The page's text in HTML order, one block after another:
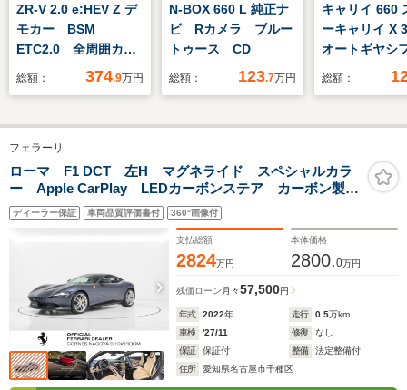
ZR-V 2.0 e:HEV Z デ
モカー BSM
ETC2.0 全周囲カメ
総額： 374.9万円
N-BOX 660 L 純正ナ
ビ Rカメラ ブルー
トゥース CD
総額： 123.7万円
キャリイ 660
ーキャリイ X
オートギヤシ
4WD 社外オ
総額：
フェラーリ
ローマ F1 DCT 左H マグネライド スペシャルカラ
ー Apple CarPlay LEDカーボンステア カーボン製F
スポイラー/ディフューザー/アウターシルカバー
ディーラー保証 車両品質評価書付 360°画像付
支払総額
2824万円
本体価格
2800.0万円
残価ローン 月々57,500円
年式 2022年 走行 0.5万km
車検
'27/11 修復
なし
保証
保証付 整備
法定整備付
住所
愛知県名古屋市千種区